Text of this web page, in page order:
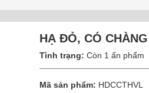
HẠ ĐỎ, CÓ
Tình trạng:Còn 1 ấn phẩm
Mã sản phẩm: HDCCTHVL